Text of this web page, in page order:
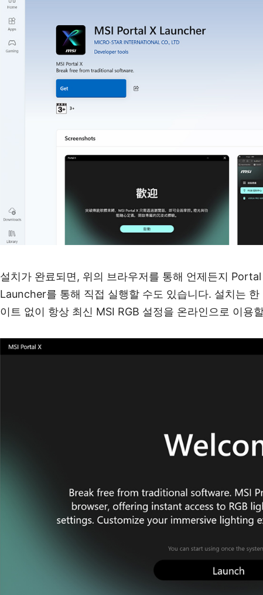
설치가 완료되면, 위의 브라우저를 통해 언제든지
Launcher를 통해 직접 실행할 수도 있습니다. 설치는
이트 없이 항상 최신 MSI RGB 설정을 온라인으로 이용